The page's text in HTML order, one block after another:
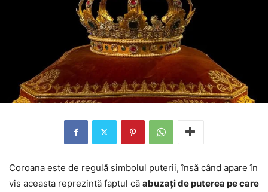
Coroana este de regulă simbolul puterii, însă când apare în
vis aceasta reprezintă faptul că abuzați de puterea pe care